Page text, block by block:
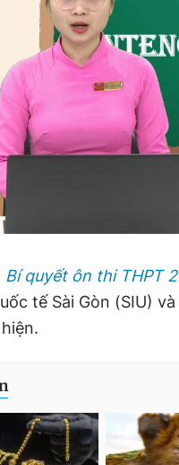
Bí quyết ôn thi THPT
tế Sài Gòn (SIU)